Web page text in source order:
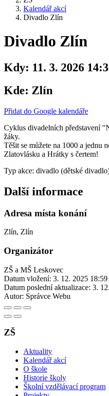
Kalendář akcí
Divadlo Zlín
Divadlo Zlín
Kdy: 11. 3. 2026
Kde: Zlín
Přidat do Google kalendáře
Cyklus divadelních představení
žáky.
Těšit se můžete na 1000 a jednu
Zlatovlásku a Hrátky s čertem!
Typ akce: divadlo (dětské
Další informace
Adresa místa konání
Zlín, Zlín
Organizátor
ZŠ a MŠ Leskovec
Datum vložení: 3. 12. 2025 18:59
Datum poslední aktualizace: 3.
Autor: Správce Webu
ZŠ
Aktuality
Kalendář akcí
O škole
Historie školy
Školní vzdělávací program